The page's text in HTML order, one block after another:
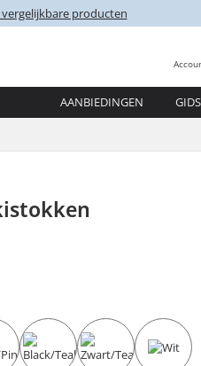
vergelijkbare producten
AANBIEDINGEN